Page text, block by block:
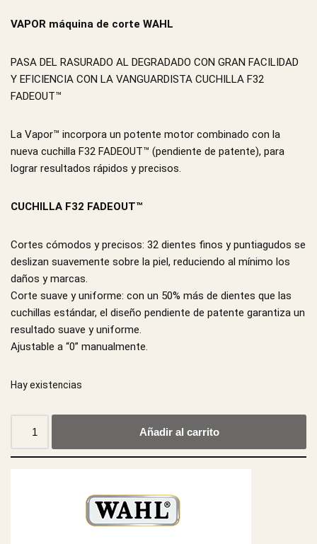
VAPOR máquina de corte WAHL
PASA DEL RASURADO AL DEGRADADO CON GRAN FACILIDAD
Y EFICIENCIA CON LA VANGUARDISTA CUCHILLA F32
FADEOUT™
La Vapor™ incorpora un potente motor combinado con la
nueva cuchilla F32 FADEOUT™ (pendiente de patente), para
lograr resultados rápidos y precisos.
CUCHILLA F32 FADEOUT™
Cortes cómodos y precisos: 32 dientes finos y puntiagudos se
deslizan suavemente sobre la piel, reduciendo al mínimo los
daños y marcas.
Corte suave y uniforme: con un 50% más de dientes que las
cuchillas estándar, el diseño pendiente de patente garantiza un
resultado suave y uniforme.
Ajustable a “0” manualmente.
Hay existencias
Añadir al carrito